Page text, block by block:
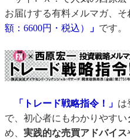
お届けする有料メルマガ、そ
額：6600円・税込）
」 です。
「トレード戦略指令！」 は
で、初心者にもわかりやすい
め、 実践的な売買アドバイス